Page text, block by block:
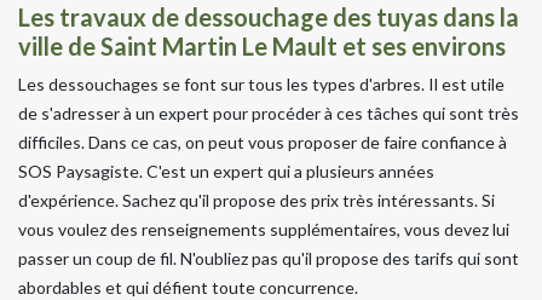
Les travaux de dessouchage des tuyas dans la
ville de Saint Martin Le Mault et ses environs
Les dessouchages se font sur tous les types d'arbres. Il est utile
de s'adresser à un expert pour procéder à ces tâches qui sont très
difficiles. Dans ce cas, on peut vous proposer de faire confiance à
SOS Paysagiste. C'est un expert qui a plusieurs années
d'expérience. Sachez qu'il propose des prix très intéressants. Si
vous voulez des renseignements supplémentaires, vous devez lui
passer un coup de fil. N'oubliez pas qu'il propose des tarifs qui sont
abordables et qui défient toute concurrence.